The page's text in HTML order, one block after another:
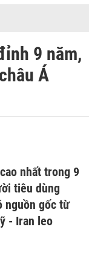
9 năm,
Á
nhất trong 9
tiêu dùng
nguồn gốc từ
- Iran leo